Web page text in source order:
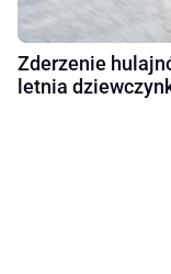
Zderzenie
letnia